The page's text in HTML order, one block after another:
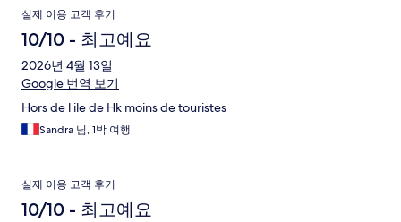
실제 이용 고객 후기
10/10 - 최고예요
2026년 4월 13일
Google 번역 보기
Hors de l ile de Hk moins de touristes
Sandra 님, 1박 여행
실제 이용 고객 후기
10/10 - 최고예요